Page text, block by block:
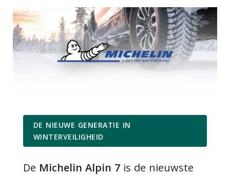
DE NIEUWE GENERATIE IN
WINTERVEILIGHEID
De Michelin Alpin 7is de nieuwste